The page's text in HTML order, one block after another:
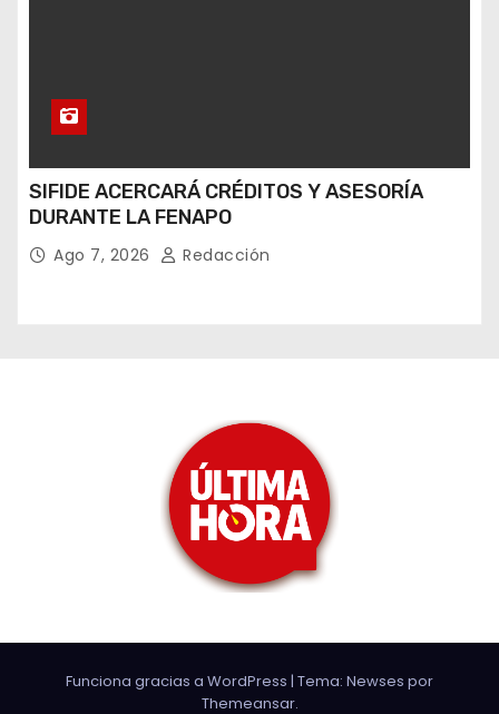
SIFIDE ACERCARÁ CRÉDITOS Y ASESORÍA
DURANTE LA FENAPO
Ago 7, 2026 Redacción
Funciona gracias a WordPress | Tema: Newses por
Themeansar.